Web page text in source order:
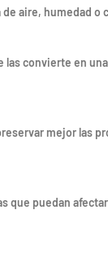
aire, humedad o
convierte en
mejor las
que puedan